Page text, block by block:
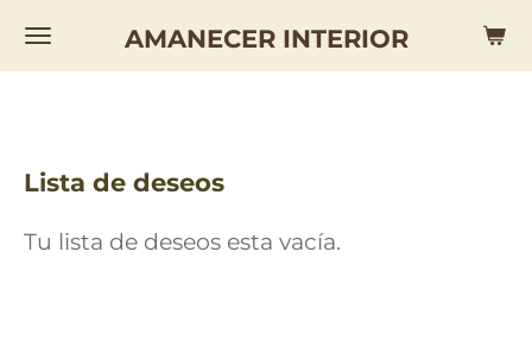
al
AMANECER INTERIOR
Lista de deseos
Tu lista de deseos esta vacía.